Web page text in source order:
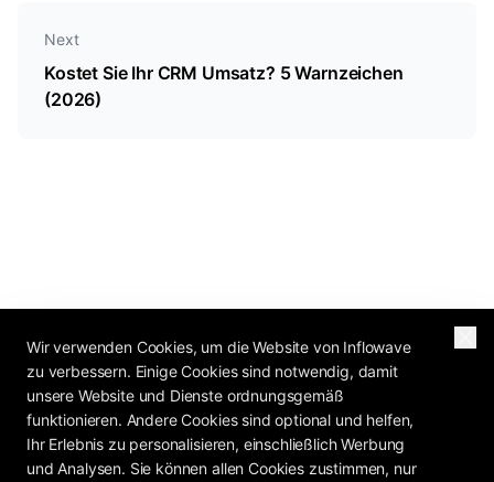
Next
Kostet Sie Ihr CRM Umsatz? 5 Warnzeichen
(2026)
Wir verwenden Cookies, um die Website von Inflowave
zu verbessern. Einige Cookies sind notwendig, damit
unsere Website und Dienste ordnungsgemäß
funktionieren. Andere Cookies sind optional und helfen,
Ihr Erlebnis zu personalisieren, einschließlich Werbung
und Analysen. Sie können allen Cookies zustimmen, nur